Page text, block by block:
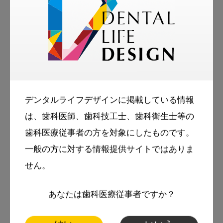
デンタルライフデザインに掲載している情報
は、歯科医師、歯科技工士、歯科衛生士等の
歯科医療従事者の方を対象にしたものです。
一般の方に対する情報提供サイトではありま
せん。
あなたは歯科医療従事者ですか？
人が噛む効果について、また動物と食物の関
係、治療の組立て、食べることと命について。
岡崎先生ホームページ：
https://okazaki8020.sakura.ne.jp/